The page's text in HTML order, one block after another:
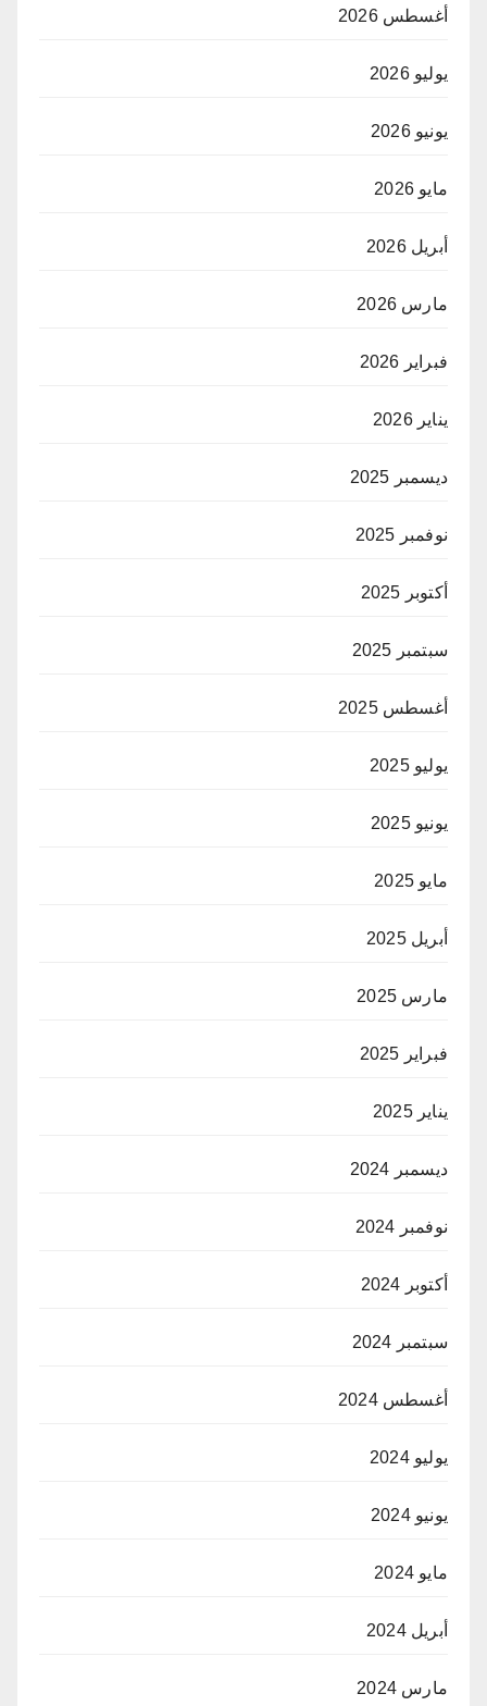
أغسطس 2026
يوليو 2026
يونيو 2026
مايو 2026
أبريل 2026
مارس 2026
فبراير 2026
يناير 2026
ديسمبر 2025
نوفمبر 2025
أكتوبر 2025
سبتمبر 2025
أغسطس 2025
يوليو 2025
يونيو 2025
مايو 2025
أبريل 2025
مارس 2025
فبراير 2025
يناير 2025
ديسمبر 2024
نوفمبر 2024
أكتوبر 2024
سبتمبر 2024
أغسطس 2024
يوليو 2024
يونيو 2024
مايو 2024
أبريل 2024
مارس 2024